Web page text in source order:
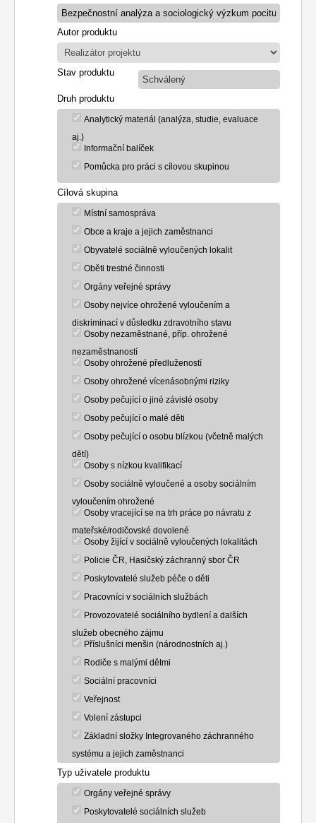
Autor produktu
Stav produktu
Schválený
Druh produktu
Analytický materiál (analýza, studie, evaluace
aj.)
Informační balíček
Pomůcka pro práci s cílovou skupinou
Cílová skupina
Místní samospráva
Obce a kraje a jejich zaměstnanci
Obyvatelé sociálně vyloučených lokalit
Oběti trestné činnosti
Orgány veřejné správy
Osoby nejvíce ohrožené vyloučením a
diskriminací v důsledku zdravotního stavu
Osoby nezaměstnané, příp. ohrožené
nezaměstnaností
Osoby ohrožené předlužeností
Osoby ohrožené vícenásobnými riziky
Osoby pečující o jiné závislé osoby
Osoby pečující o malé děti
Osoby pečující o osobu blízkou (včetně malých
dětí)
Osoby s nízkou kvalifikací
Osoby sociálně vyloučené a osoby sociálním
vyloučením ohrožené
Osoby vracející se na trh práce po návratu z
mateřské/rodičovské dovolené
Osoby žijící v sociálně vyloučených lokalitách
Policie ČR, Hasičský záchranný sbor ČR
Poskytovatelé služeb péče o děti
Pracovníci v sociálních službách
Provozovatelé sociálního bydlení a dalších
služeb obecného zájmu
Příslušníci menšin (národnostních aj.)
Rodiče s malými dětmi
Sociální pracovníci
Veřejnost
Volení zástupci
Základní složky Integrovaného záchranného
systému a jejich zaměstnanci
Typ uživatele produktu
Orgány veřejné správy
Poskytovatelé sociálních služeb